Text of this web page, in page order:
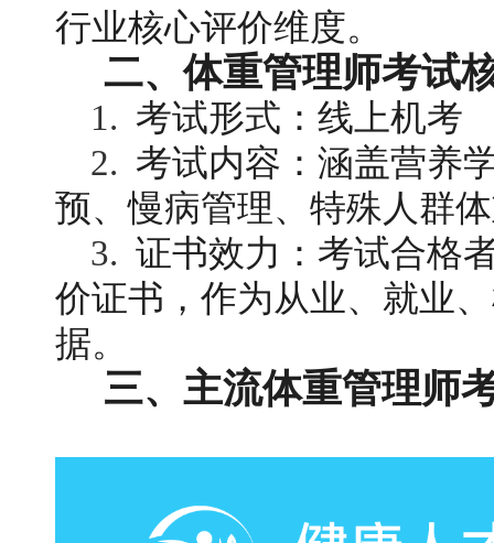
行业核心评价维度。
二、体重管理师考试
1. 考试形式：线上机考
2. 考试内容：涵盖营养
预、慢病管理、特殊人群
3. 证书效力：考试合格
价证书，作为从业、就业
据。
三、主流体重管理师